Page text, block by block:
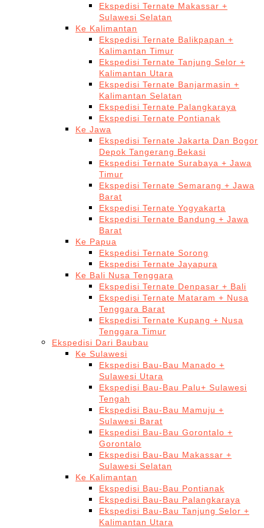
Ekspedisi Ternate Makassar +
Sulawesi Selatan
Ke Kalimantan
Ekspedisi Ternate Balikpapan +
Kalimantan Timur
Ekspedisi Ternate Tanjung Selor +
Kalimantan Utara
Ekspedisi Ternate Banjarmasin +
Kalimantan Selatan
Ekspedisi Ternate Palangkaraya
Ekspedisi Ternate Pontianak
Ke Jawa
Ekspedisi Ternate Jakarta Dan Bogor
Depok Tangerang Bekasi
Ekspedisi Ternate Surabaya + Jawa
Timur
Ekspedisi Ternate Semarang + Jawa
Barat
Ekspedisi Ternate Yogyakarta
Ekspedisi Ternate Bandung + Jawa
Barat
Ke Papua
Ekspedisi Ternate Sorong
Ekspedisi Ternate Jayapura
Ke Bali Nusa Tenggara
Ekspedisi Ternate Denpasar + Bali
Ekspedisi Ternate Mataram + Nusa
Tenggara Barat
Ekspedisi Ternate Kupang + Nusa
Tenggara Timur
Ekspedisi Dari Baubau
Ke Sulawesi
Ekspedisi Bau-Bau Manado +
Sulawesi Utara
Ekspedisi Bau-Bau Palu+ Sulawesi
Tengah
Ekspedisi Bau-Bau Mamuju +
Sulawesi Barat
Ekspedisi Bau-Bau Gorontalo +
Gorontalo
Ekspedisi Bau-Bau Makassar +
Sulawesi Selatan
Ke Kalimantan
Ekspedisi Bau-Bau Pontianak
Ekspedisi Bau-Bau Palangkaraya
Ekspedisi Bau-Bau Tanjung Selor +
Kalimantan Utara